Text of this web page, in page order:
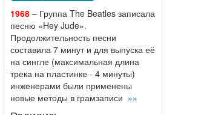
1968– Группа The Beatles записала
песню «Hey Jude».
Продолжительность песни
составила 7 минут и для выпуска её
на сингле (максимальная длина
трека на пластинке - 4 минуты)
инженерами были применены
новые методы в грамзаписи »»